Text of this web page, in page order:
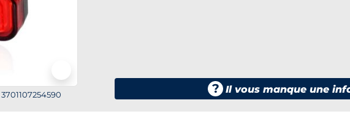
3701107254590 ? Il vous manque une